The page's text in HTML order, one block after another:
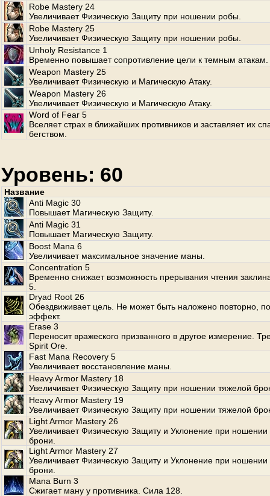
Robe Mastery 24
Увеличивает Физическую Защиту при ношении робы.
Robe Mastery 25
Увеличивает Физическую Защиту при ношении робы.
Unholy Resistance 1
Временно повышает сопротивление цели к темным
Weapon Mastery 25
Увеличивает Физическую и Магическую Атаку.
Weapon Mastery 26
Увеличивает Физическую и Магическую Атаку.
Word of Fear 5
Вселяет страх в ближайших противников и заставляет их
бегством.
Уровень: 60
Название
Anti Magic 30
Повышает Магическую Защиту.
Anti Magic 31
Повышает Магическую Защиту.
Boost Mana 6
Увеличивает максимальное значение маны.
Concentration 5
Временно снижает возможность прерывания чтения
5.
Dryad Root 26
Обездвиживает цель. Не может быть наложено повторно,
эффект.
Erase 3
Переносит вражеского призванного в другое измерение.
Spirit Ore.
Fast Mana Recovery 5
Увеличивает восстановление маны.
Heavy Armor Mastery 18
Увеличивает Физическую Защиту при ношении тяжелой
Heavy Armor Mastery 19
Увеличивает Физическую Защиту при ношении тяжелой
Light Armor Mastery 26
Увеличивает Физическую Защиту и Уклонение при ношении
брони.
Light Armor Mastery 27
Увеличивает Физическую Защиту и Уклонение при ношении
брони.
Mana Burn 3
Сжигает ману у противника. Сила 128.